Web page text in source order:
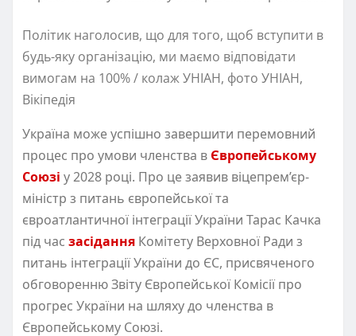
Політик наголосив, що для того, щоб вступити в
будь-яку організацію, ми маємо відповідати
вимогам на 100% / колаж УНІАН, фото УНІАН,
Вікіпедія
Україна може успішно завершити перемовний
процес про умови членства в Європейському
Союзі у 2028 році. Про це заявив віцепрем’єр-
міністр з питань європейської та
євроатлантичної інтеграції України Тарас Качка
під час засідання Комітету Верховної Ради з
питань інтеграції України до ЄС, присвяченого
обговоренню Звіту Європейської Комісії про
прогрес України на шляху до членства в
Європейському Союзі.